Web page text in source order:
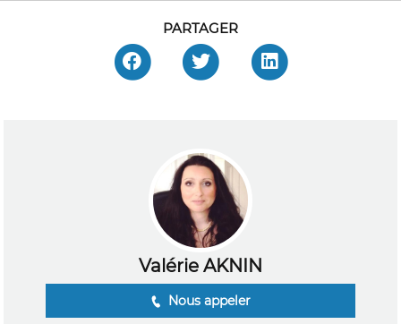
PARTAGER
Valérie AKNIN
Nous appeler